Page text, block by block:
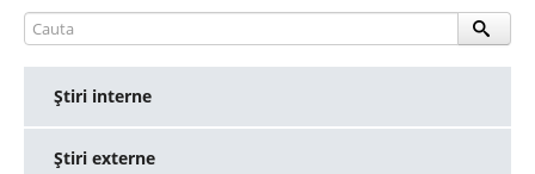
Ştiri interne
Ştiri externe